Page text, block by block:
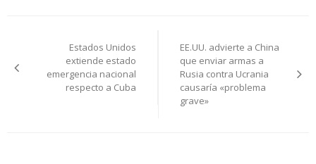
de
entradas
Estados Unidos
extiende estado
emergencia nacional
respecto a Cuba
EE.UU. advierte a China
que enviar armas a
Rusia contra Ucrania
causaría «problema
grave»